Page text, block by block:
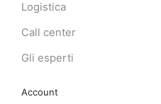
Logistica
Call center
Gli esperti
Account